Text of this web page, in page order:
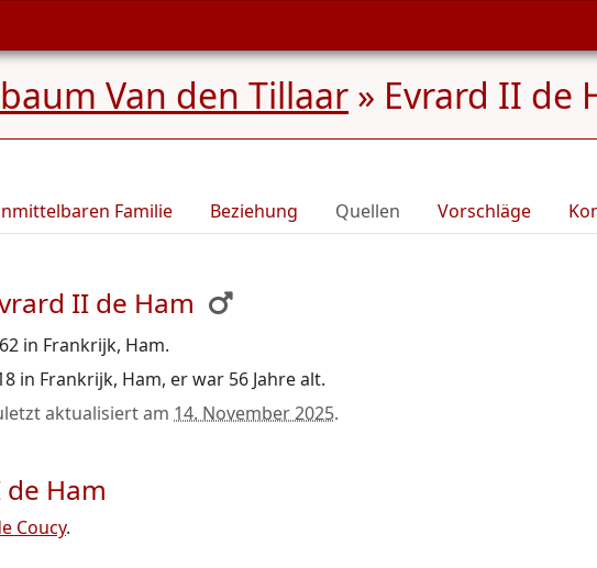
Van den Tillaar » Evrard II de
Familie Beziehung Quellen Vorschläge
II de Ham
in Frankrijk, Ham.
in Frankrijk, Ham, er war 56 Jahre alt.
aktualisiert am 14. November 2025.
Ham
Coucy.